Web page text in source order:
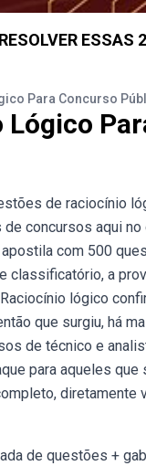
ESSAS
Para Concurso
Lógico
de raciocínio
concursos aqui
com 500
classificatório, a
lógico
que surgiu, há
de técnico e
para aqueles
diretamente
de questões +